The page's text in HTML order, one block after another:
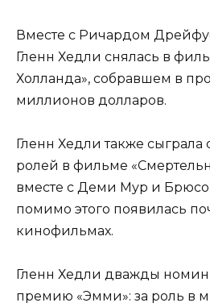
Вместе с Ричардом
Гленн Хедли снялась в
Холланда», собравшем в
миллионов долларов.
Гленн Хедли также сыграла
ролей в фильме
вместе с Деми Мур и
помимо этого появилась
кинофильмах.
Гленн Хедли дважды
премию «Эмми»: за роль в